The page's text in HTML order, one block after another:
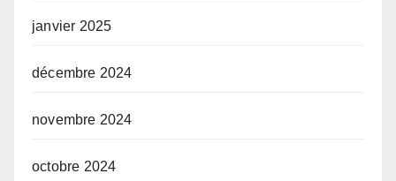
janvier 2025
décembre 2024
novembre 2024
octobre 2024